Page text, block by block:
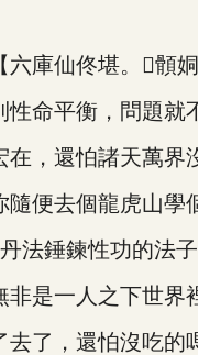
庫仙佟堪。顝姛
命平衡，問題就
，還怕諸天萬界
便去個龍虎山學
錘鍊性功的法子
一人之下世界
了，還怕沒吃的